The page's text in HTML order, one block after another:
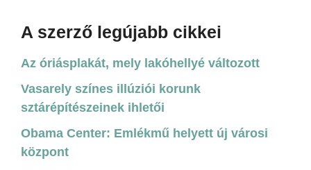
A szerző legújabb cikkei
Az óriásplakát, mely lakóhellyé változott
Vasarely színes illúziói korunk
sztárépítészeinek ihletői
Obama Center: Emlékmű helyett új városi
központ